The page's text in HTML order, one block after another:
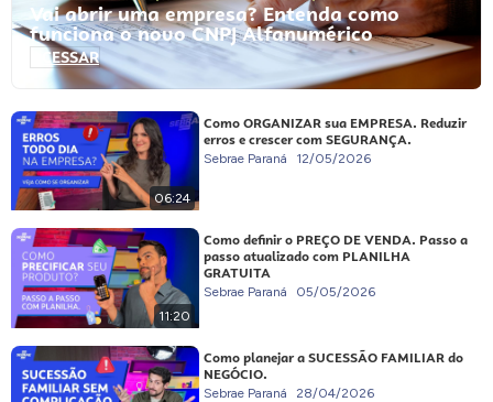
Vai abrir uma empresa? Entenda como
funciona o novo CNPJ Alfanumérico
ACESSAR
06:24
Como ORGANIZAR sua EMPRESA. Reduzir
erros e crescer com SEGURANÇA.
Sebrae Paraná 12/05/2026
11:20
Como definir o PREÇO DE VENDA. Passo a
passo atualizado com PLANILHA
GRATUITA
Sebrae Paraná 05/05/2026
Como planejar a SUCESSÃO FAMILIAR do
NEGÓCIO.
Sebrae Paraná 28/04/2026